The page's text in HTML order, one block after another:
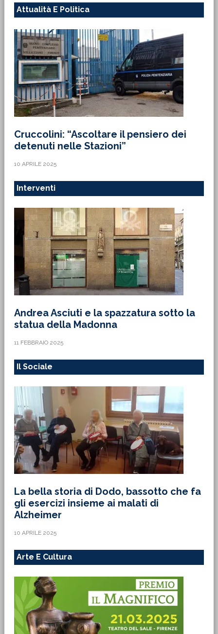
Attualità E Politica
Cruccolini: “Ascoltare il pensiero dei
detenuti nelle Stazioni”
10 APRILE 2025
Interventi
Andrea Asciuti e la spazzatura sotto la
statua della Madonna
11 FEBBRAIO 2025
Il Sociale
La bella storia di Dodo, bassotto che fa
gli esercizi insieme ai malati di
Alzheimer
10 APRILE 2025
Arte E Cultura